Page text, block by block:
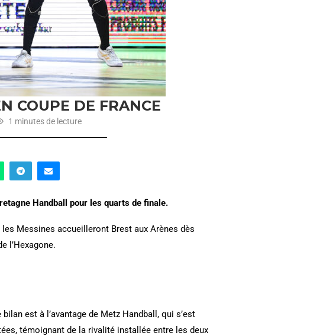
COUPE DE FRANCE
1 minutes de lecture
Handball pour les quarts de finale.
Messines accueilleront Brest aux Arènes dès
l’Hexagone.
est à l’avantage de Metz Handball, qui s’est
témoignant de la rivalité installée entre les deux